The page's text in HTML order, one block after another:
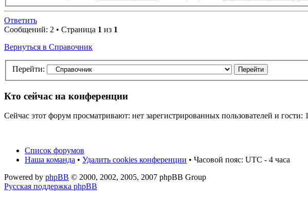
Ответить
Сообщений: 2 • Страница 1 из 1
Вернуться в Справочник
Перейти:
Кто сейчас на конференции
Сейчас этот форум просматривают: нет зарегистрированных пользователей и гости: 1
Список форумов
Наша команда • Удалить cookies конференции • Часовой пояс: UTC - 4 часа
Powered by phpBB © 2000, 2002, 2005, 2007 phpBB Group
Русская поддержка phpBB